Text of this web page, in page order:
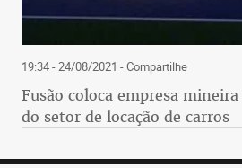
19:34 - 24/08/2021 - Compartilhe
Fusão coloca empresa
do setor de locação de carros